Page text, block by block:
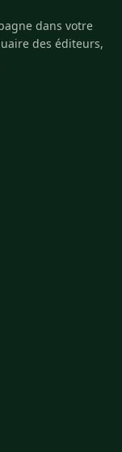
dans votre
des éditeurs,